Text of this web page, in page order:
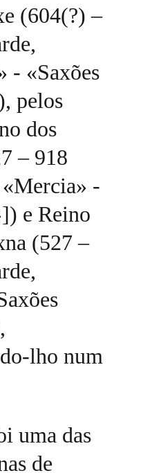
(604(?) –
- «Saxões
pelos
dos
– 918
-
e Reino
(527 –
lho num
uma das
de